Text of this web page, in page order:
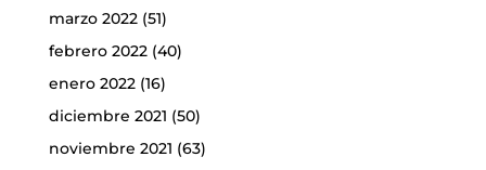
marzo 2022(51)
febrero 2022(40)
enero 2022(16)
diciembre 2021 (50)
noviembre 2021 (63)